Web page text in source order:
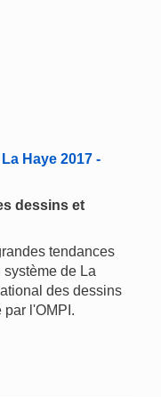
Haye 2017 -
dessins et
tendances
de La
des dessins
l'OMPI.